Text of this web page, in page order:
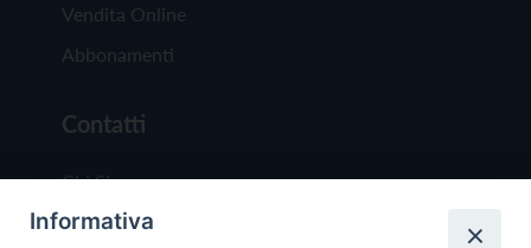
Vendita Online
Abbonamenti
Contatti
Chi Siamo
Redazione
Informativa